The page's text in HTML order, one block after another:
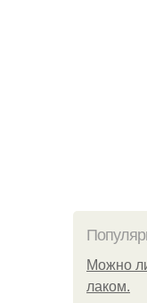
Можно
лаком.